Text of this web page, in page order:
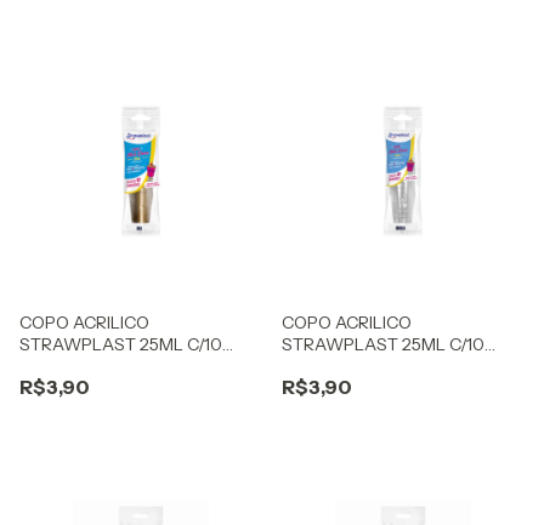
COPO ACRILICO
STRAWPLAST 25ML C/10
R$3,90
COPO ACRILICO
STRAWPLAST 25ML C/10
R$3,90